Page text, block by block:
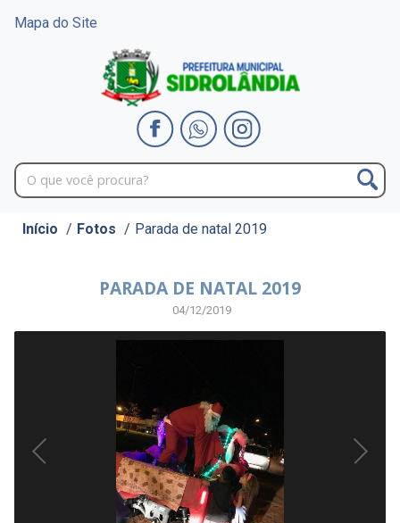
Mapa do Site
Início / Fotos / Parada de natal 2019
PARADA DE NATAL 2019
04/12/2019